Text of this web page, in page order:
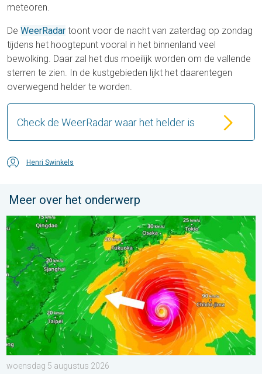
meteoren.
De WeerRadar toont voor de nacht van zaterdag op zondag
tijdens het hoogtepunt vooral in het binnenland veel
bewolking. Daar zal het dus moeilijk worden om de vallende
sterren te zien. In de kustgebieden lijkt het daarentegen
overwegend helder te worden.
Check de WeerRadar waar het helder is
Henri Swinkels
Meer over het onderwerp
Tyfoon Dolphin op weg naar Japan. Veel regen en wind. . .
woensdag 5 augustus 2026